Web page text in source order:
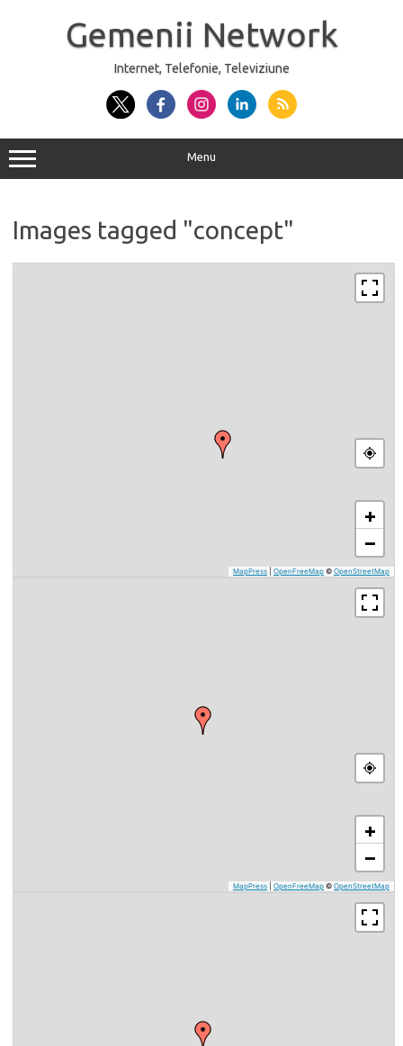
Gemenii Network
Internet, Telefonie, Televiziune
Menu
Images tagged "concept"
+
−
MapPress OpenFreeMap © OpenStreetMap
+
−
MapPress OpenFreeMap © OpenStreetMap